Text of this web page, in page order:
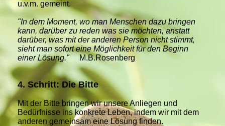
u.v.m. gemeint.
"In dem Moment, wo man Menschen dazu bringen
kann, darüber zu reden was sie möchten, anstatt
darüber, was mit der anderen Person nicht stimmt,
sieht man sofort eine Möglichkeit für den Beginn
einer Lösung."M.B.Rosenberg
4. Schritt: Die Bitte
Mit der Bitte bringen wir unsere Anliegen und
Bedürfnisse ins konkrete Leben, indem wir mit dem
anderen gemeinsam eine Lösung finden.